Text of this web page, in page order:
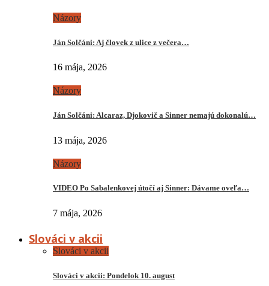
Názory
Ján Solčáni: Aj človek z ulice z večera…
16 mája, 2026
Názory
Ján Solčáni: Alcaraz, Djokovič a Sinner nemajú dokonalú…
13 mája, 2026
Názory
VIDEO Po Sabalenkovej útočí aj Sinner: Dávame oveľa…
7 mája, 2026
Slováci v akcii
Slováci v akcii
Slováci v akcii: Pondelok 10. august